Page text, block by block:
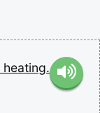
heating.